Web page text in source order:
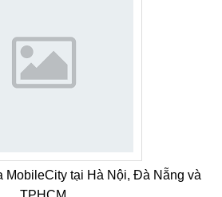
MobileCity tại Hà Nội, Đà Nẵng và